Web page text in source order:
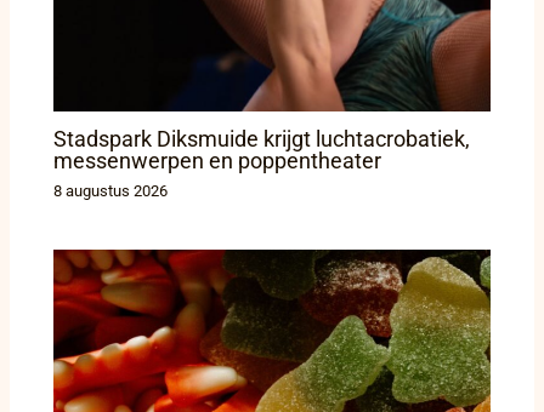
Stadspark Diksmuide krijgt luchtacrobatiek,
messenwerpen en poppentheater
8 augustus 2026